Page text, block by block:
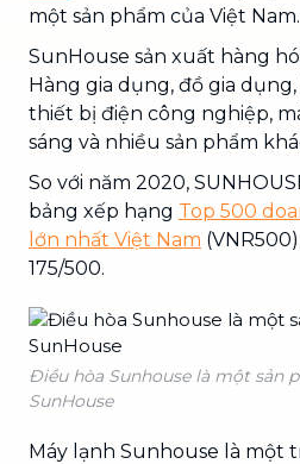
một sản phẩm của Việt Nam.
SunHouse sản xuất hàng
Hàng gia dụng, đồ gia
thiết bị điện công nghiệp,
sáng và nhiều sản phẩm
So với năm 2020,
bảng xếp hạng Top 500
lớn nhất Việt Nam
175/500.
Điều hòa Sunhouse là một sản
SunHouse
Máy lạnh Sunhouse là một